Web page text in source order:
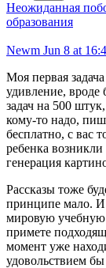
Неожиданная
образования
Newm Jun 8 at
Моя первая
удивление, вроде
задач на 500
кому-то надо,
бесплатно, с вас
ребенка
генерация
Рассказы тоже
принципе мало. И
мировую учебную
примете
момент уже
удовольствием